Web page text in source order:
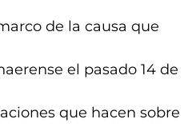
de la causa que
el pasado 14 de
que hacen sobre